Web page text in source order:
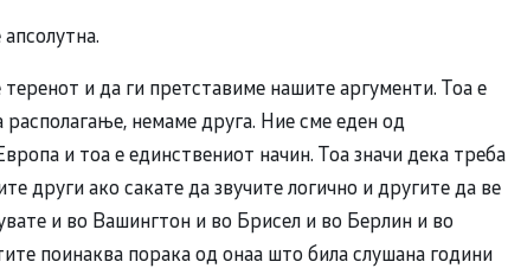
и да ги претставиме нашите аргументи. Тоа е
немаме друга. Ние сме еден од
и тоа е единствениот начин. Тоа значи дека треба
други ако сакате да звучите логично и другите да ве
и во Вашингтон и во Брисел и во Берлин и во
поинаква порака од онаа што била слушана години